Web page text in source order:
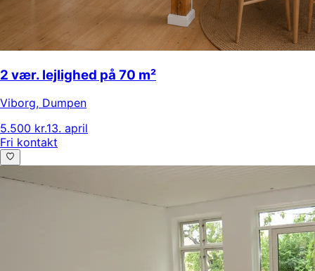
2 vær. lejlighed på 70 m²
Viborg, Dumpen
5.500 kr.13. april
Fri kontakt